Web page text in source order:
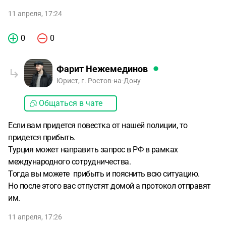
11 апреля, 17:24
0 0
Фарит Нежемединов
Юрист, г. Ростов-на-Дону
Общаться в чате
Если вам придется повестка от нашей полиции, то
придется прибыть.
Турция может направить запрос в РФ в рамках
международного сотрудничества.
Тогда вы можете прибыть и пояснить всю ситуацию.
Но после этого вас отпустят домой а протокол отправят
им.
11 апреля, 17:26